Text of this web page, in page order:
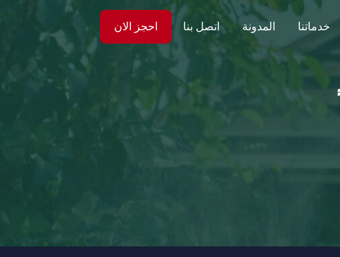
خدماتنا المدونة اتصل بنا احجز الان